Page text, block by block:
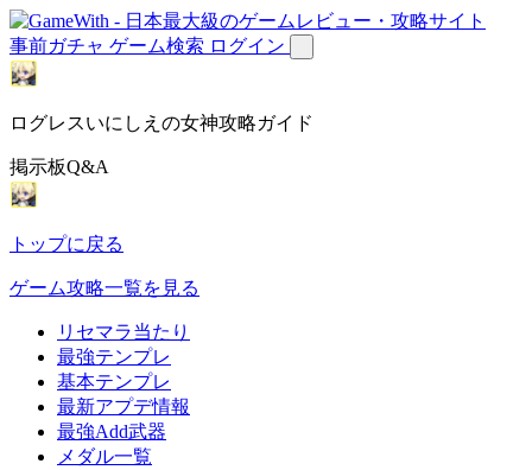
事前ガチャ ゲーム検索 ログイン
ログレスいにしえの女神攻略ガイド
掲示板Q&A
トップに戻る
ゲーム攻略一覧を見る
リセマラ当たり
最強テンプレ
基本テンプレ
最新アプデ情報
最強Add武器
メダル一覧